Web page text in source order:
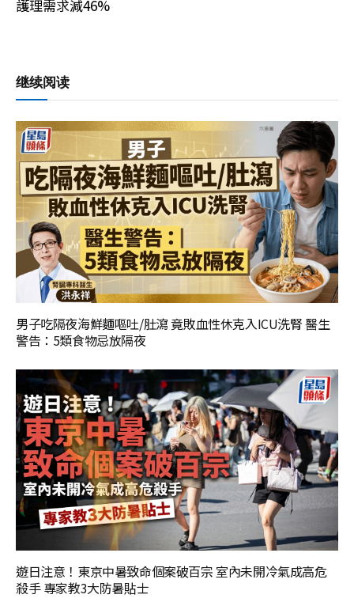
護理需求減46%
继续阅读
男子吃隔夜海鮮麵嘔吐/肚瀉 竟敗血性休克入ICU洗腎 醫生
警告：5類食物忌放隔夜
遊日注意！東京中暑致命個案破百宗 室內未開冷氣成高危
殺手 專家教3大防暑貼士